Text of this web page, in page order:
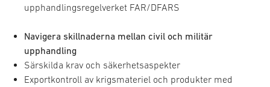
upphandlingsregelverket FAR/DFARS
Navigera skillnaderna mellan civil och militär
upphandling
Särskilda krav och säkerhetsaspekter
Exportkontroll av krigsmateriel och produkter med